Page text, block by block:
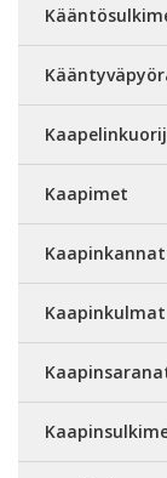
Kaapimet
Kaapinkulmat